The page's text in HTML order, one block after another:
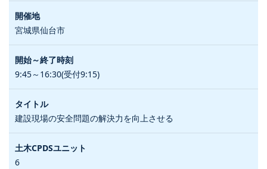
宮城県仙台市
9:45～16:30(受付9:15)
建設現場の安全問題の解決力を向上させる
6